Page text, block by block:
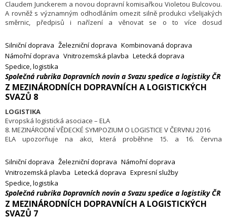
Claudem Junckerem a novou dopravní komisařkou Violetou Bulcovou.
A rovněž s významným odhodláním omezit silně produkci všelijakých
směrnic, předpisů i nařízení a věnovat se o to více dosud
konečně Rada ministrů 4. železniční balíček předpisů – na základě
značného kompromisu, pokud jde o jeho „politickou“ část.
Silniční doprava Železniční doprava Kombinovaná doprava
Námořní doprava Vnitrozemská plavba Letecká doprava
Spedice, logistika
Společná rubrika Dopravních novin a Svazu spedice a logistiky ČR
Z MEZINÁRODNÍCH DOPRAVNÍCH A LOGISTICKÝCH
SVAZŮ 8
LOGISTIKA
Evropská logistická asociace – ELA
8. MEZINÁRODNÍ VĚDECKÉ SYMPOZIUM O LOGISTICE V ČERVNU 2016
ELA upozorňuje na akci, která proběhne 15. a 16. června
Tématem sympozia bude Logistika v době čtvrté průmyslové
revoluce – ideje, koncepce, vědecká báze. Od prvního sympozia
tohoto zaměření v Magdeburgu v roce 2002 se tyto akce staly
ústředními fóry pro vědecky orientovanou logistickou obec. Jejich
snahou je podpořit výměnu idejí mezi odborníky přes zeměpisné
hranice, aby se posílil vývoj nových modelů poskytujících řešení témat
reálného světa.
Silniční doprava Železniční doprava Námořní doprava
Vnitrozemská plavba Letecká doprava Expresní služby
Spedice, logistika
Společná rubrika Dopravních novin a Svazu spedice a logistiky ČR
Z MEZINÁRODNÍCH DOPRAVNÍCH A LOGISTICKÝCH
SVAZŮ 7